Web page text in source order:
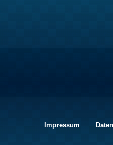
Impressum